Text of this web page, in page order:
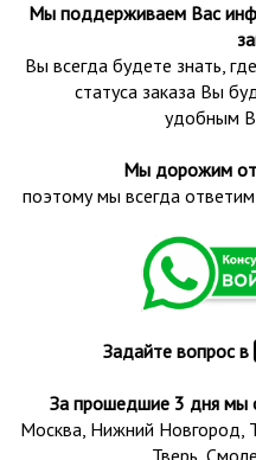
Мы поддерживаем Вас
Вы всегда будете знать,
статуса заказа Вы
удобным
Мы дорожим
поэтому мы всегда
Задайте вопрос в
За прошедшие 3 дня мы
Москва, Нижний Новгород,